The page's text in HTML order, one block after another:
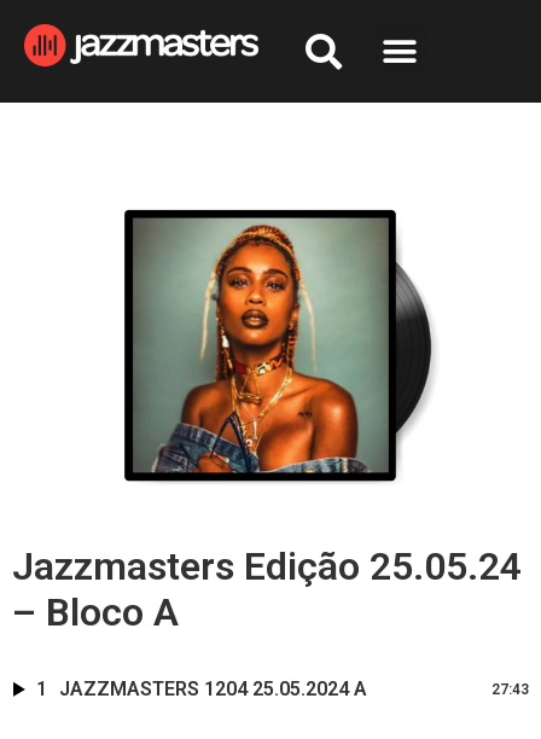
Jazzmasters Edição 25.05.24
– Bloco A
1 JAZZMASTERS 1204 25.05.2024 A 27:43